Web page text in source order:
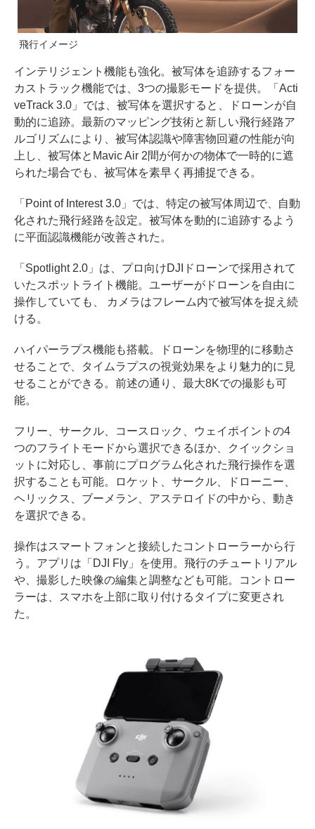
飛行イメージ
インテリジェント機能も強化。被写体を追跡するフォー
カストラック機能では、3つの撮影モードを提供。「Acti
veTrack 3.0」では、被写体を選択すると、ドローンが自
動的に追跡。最新のマッピング技術と新しい飛行経路ア
ルゴリズムにより、被写体認識や障害物回避の性能が向
上し、被写体とMavic Air 2間が何かの物体で一時的に遮
られた場合でも、被写体を素早く再捕捉できる。
「Point of Interest 3.0」では、特定の被写体周辺で、自動
化された飛行経路を設定。被写体を動的に追跡するよう
に平面認識機能が改善された。
「Spotlight 2.0」は、プロ向けDJIドローンで採用されて
いたスポットライト機能。ユーザーがドローンを自由に
操作していても、 カメラはフレーム内で被写体を捉え続
ける。
ハイパーラプス機能も搭載。ドローンを物理的に移動さ
せることで、タイムラプスの視覚効果をより魅力的に見
せることができる。前述の通り、最大8Kでの撮影も可
能。
フリー、サークル、コースロック、ウェイポイントの4
つのフライトモードから選択できるほか、クイックショ
ットに対応し、事前にプログラム化された飛行操作を選
択することも可能。ロケット、サークル、ドローニー、
ヘリックス、ブーメラン、アステロイドの中から、動き
を選択できる。
操作はスマートフォンと接続したコントローラーから行
う。アプリは「DJI Fly」を使用。飛行のチュートリアル
や、撮影した映像の編集と調整なども可能。コントロー
ラーは、スマホを上部に取り付けるタイプに変更され
た。